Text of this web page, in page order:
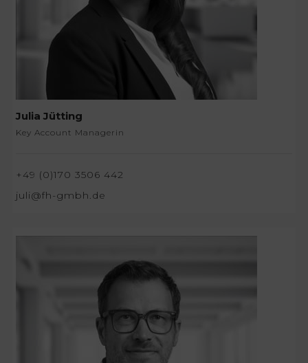
Julia Jütting
Key Account Managerin
+49 (0)170 3506 442
juli@fh-gmbh.de